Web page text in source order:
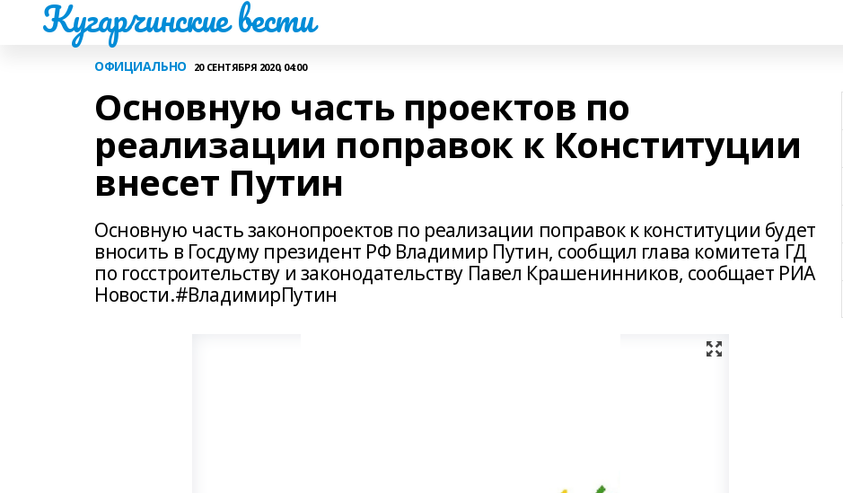
Кугарчинские вести
ОФИЦИАЛЬНО 20 СЕНТЯБРЯ 2020, 04:00
Основную часть проектов по
реализации поправок к Конституции
внесет Путин
Основную часть законопроектов по реализации поправок к конституции будет
вносить в Госдуму президент РФ Владимир Путин, сообщил глава комитета ГД
по госстроительству и законодательству Павел Крашенинников, сообщает РИА
Новости.#ВладимирПутин